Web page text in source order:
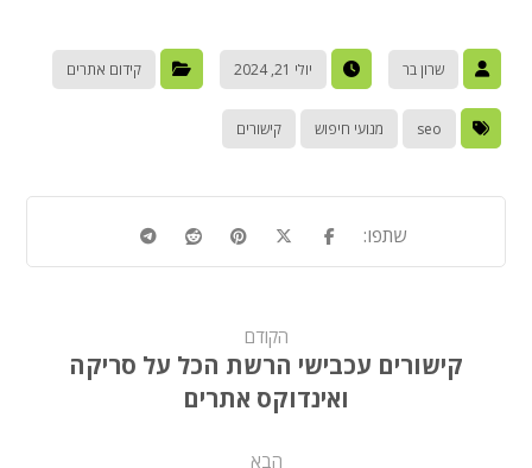
שרון בר יולי 21, 2024 קידום אתרים
seo מנועי חיפוש קישורים
הקודם
קישורים עכבישי הרשת הכל על סריקה
ואינדוקס אתרים
הבא